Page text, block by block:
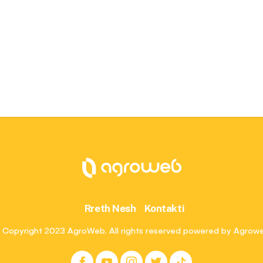
Rreth Nesh Kontakti
2023 AgroWeb. All rights reserved powered by